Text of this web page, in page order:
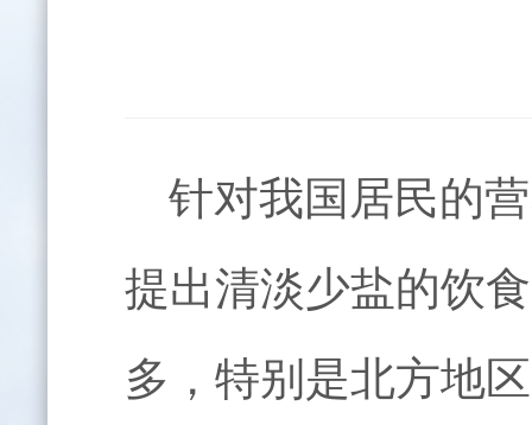
针对我国居民的
提出清淡少盐的饮
多， 特别 是北方地